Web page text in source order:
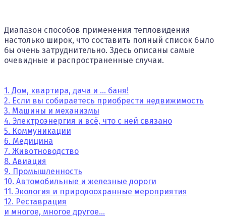
Диапазон способов применения тепловидения
настолько широк, что составить полный список было
бы очень затруднительно. Здесь описаны самые
очевидные и распространенные случаи.
1. Дом, квартира, дача и ... баня!
2. Если вы собираетесь приобрести недвижимость
3. Машины и механизмы
4. Электроэнергия и всё, что с ней связано
5. Коммуникации
6. Медицина
7. Животноводство
8. Авиация
9. Промышленность
10. Автомобильные и железные дороги
11. Экология и природоохранные мероприятия
12. Реставрация
и многое, многое другое...